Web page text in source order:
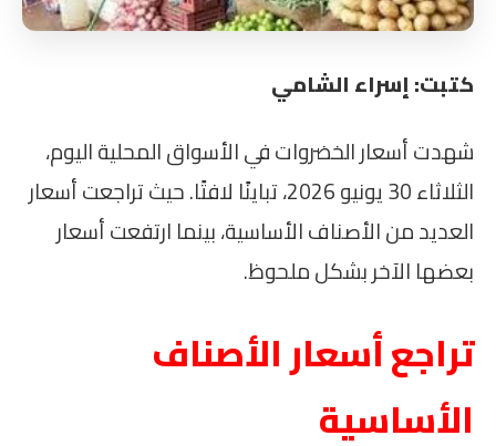
كتبت: إسراء الشامي
شهدت أسعار الخضروات في الأسواق المحلية اليوم،
الثلاثاء 30 يونيو 2026، تباينًا لافتًا. حيث تراجعت أسعار
العديد من الأصناف الأساسية، بينما ارتفعت أسعار
بعضها الآخر بشكل ملحوظ.
تراجع أسعار الأصناف
الأساسية